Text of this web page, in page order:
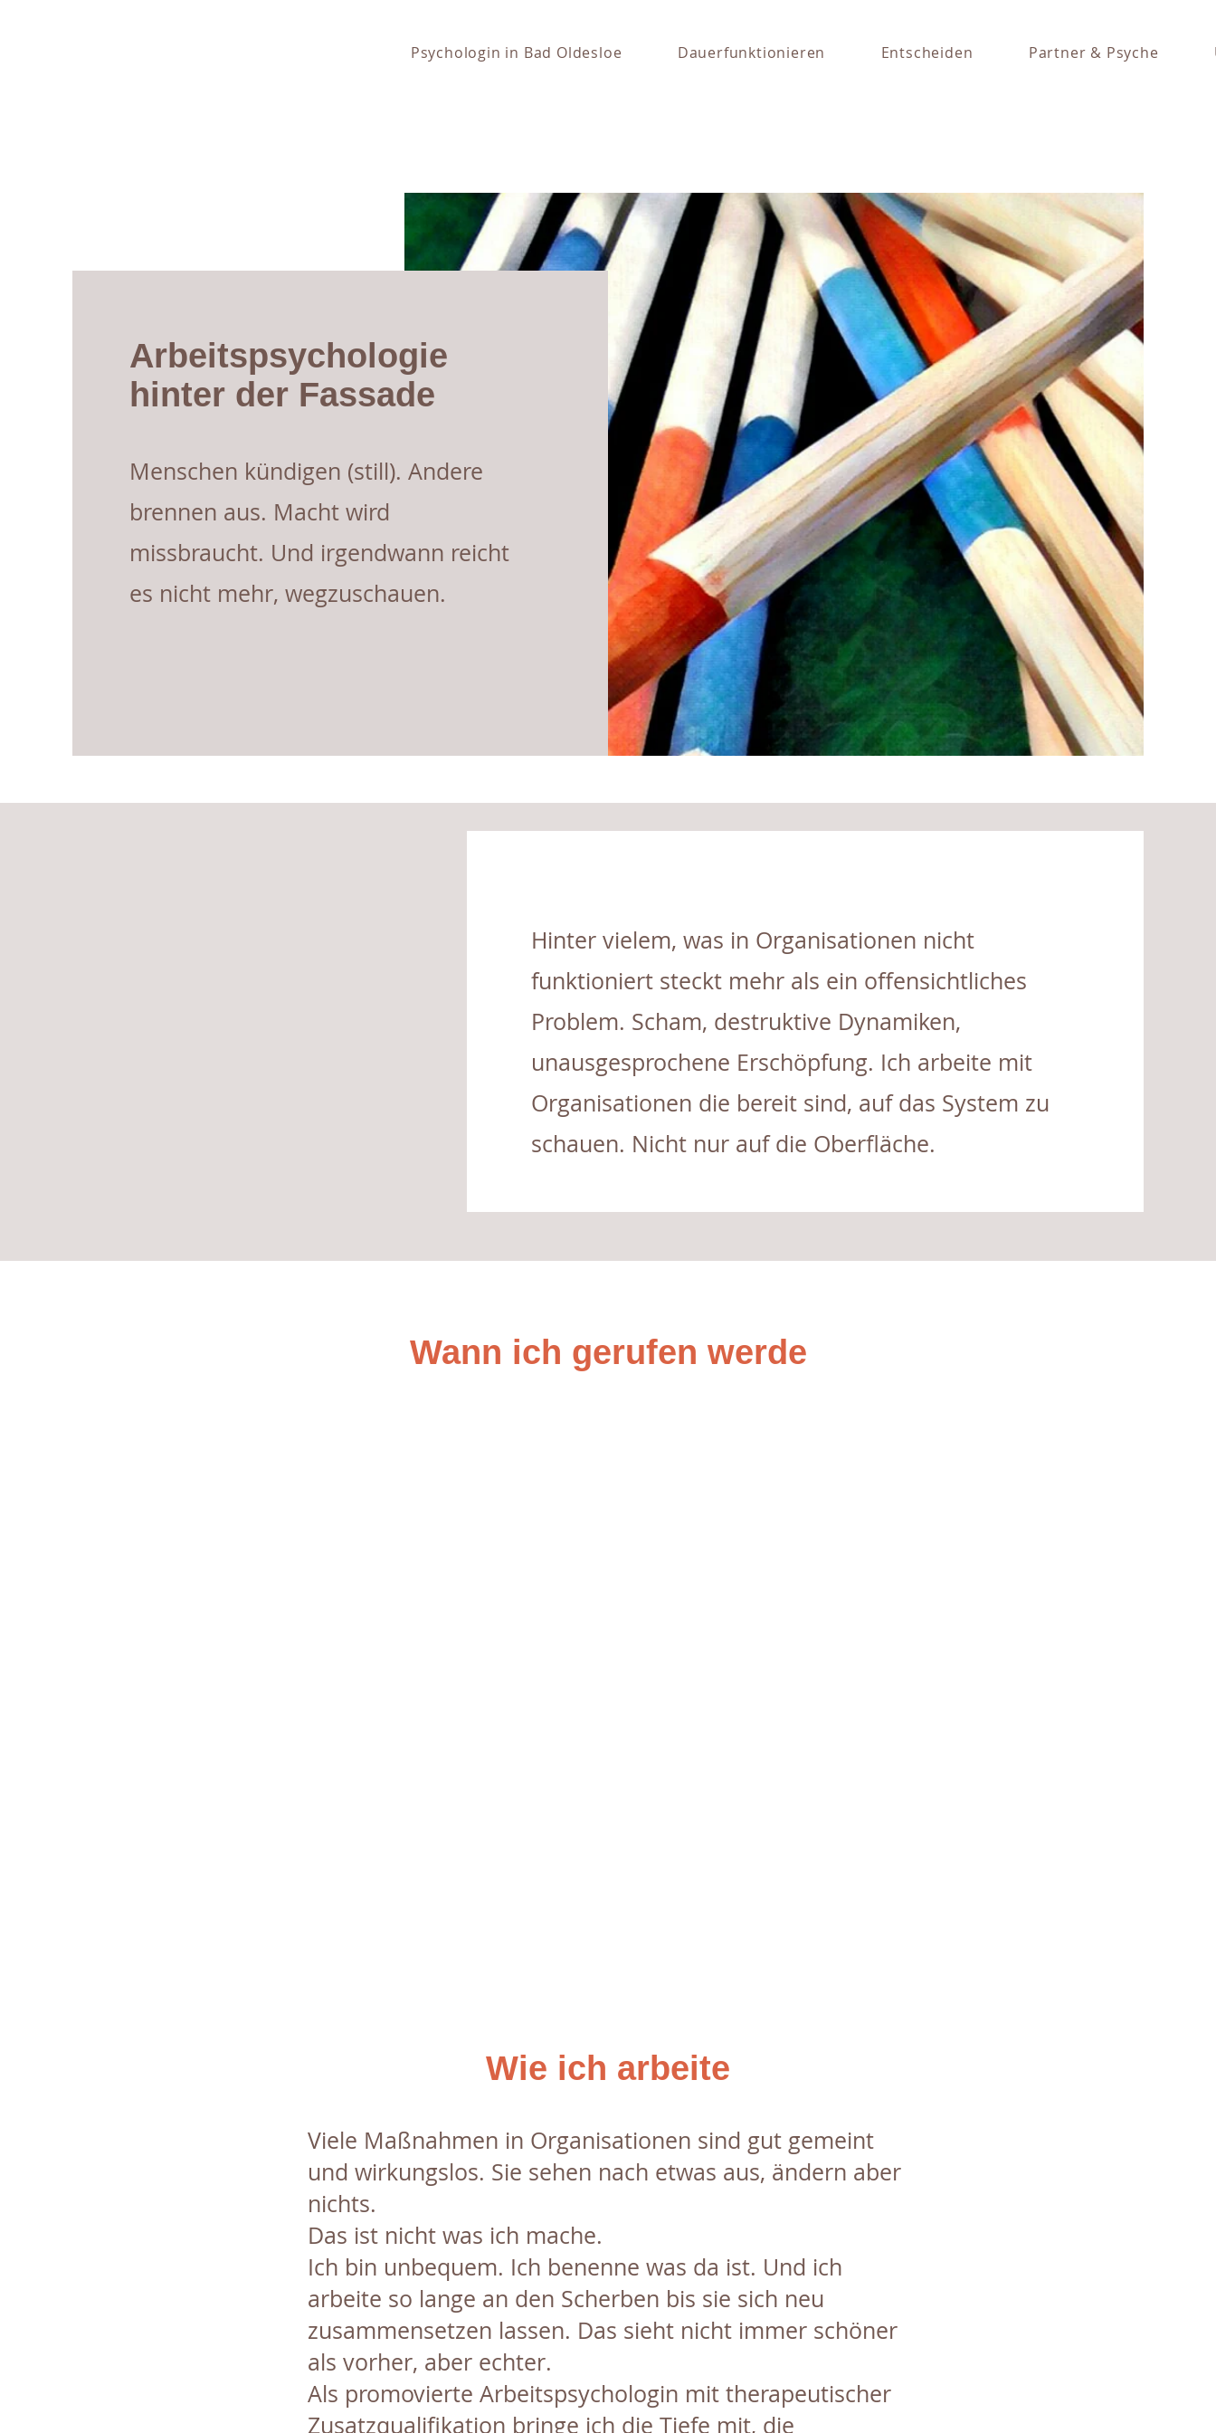
Psychologin in Bad Oldesloe Dauerfunktionieren Entscheiden Partner & Psyche
Arbeitspsychologie
hinter der Fassade
Menschen kündigen (still). Andere
brennen aus. Macht wird
missbraucht. Und irgendwann reicht
es nicht mehr, wegzuschauen.
Hinter vielem, was in Organisationen nicht
funktioniert steckt mehr als ein offensichtliches
Problem. Scham, destruktive Dynamiken,
unausgesprochene Erschöpfung. Ich arbeite mit
Organisationen die bereit sind, auf das System zu
schauen. Nicht nur auf die Oberfläche.
Wann ich gerufen werde
Wie ich arbeite
Viele Maßnahmen in Organisationen sind gut gemeint
und wirkungslos. Sie sehen nach etwas aus, ändern aber
nichts.
Das ist nicht was ich mache.
Ich bin unbequem. Ich benenne was da ist. Und ich
arbeite so lange an den Scherben bis sie sich neu
zusammensetzen lassen. Das sieht nicht immer schöner
als vorher, aber echter.
Als promovierte Arbeitspsychologin mit therapeutischer
Zusatzqualifikation bringe ich die Tiefe mit, die